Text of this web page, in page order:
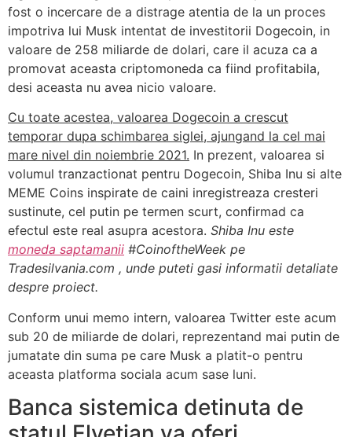
fost o incercare de a distrage atentia de la un proces
impotriva lui Musk intentat de investitorii Dogecoin, in
valoare de 258 miliarde de dolari, care il acuza ca a
promovat aceasta criptomoneda ca fiind profitabila,
desi aceasta nu avea nicio valoare.
Cu toate acestea, valoarea Dogecoin a crescut
temporar dupa schimbarea siglei, ajungand la cel mai
mare nivel din noiembrie 2021. In prezent, valoarea si
volumul tranzactionat pentru Dogecoin, Shiba Inu si alte
MEME Coins inspirate de caini inregistreaza cresteri
sustinute, cel putin pe termen scurt, confirmad ca
efectul este real asupra acestora. Shiba Inu este
moneda saptamanii #CoinoftheWeek pe
Tradesilvania.com , unde puteti gasi informatii detaliate
despre proiect.
Conform unui memo intern, valoarea Twitter este acum
sub 20 de miliarde de dolari, reprezentand mai putin de
jumatate din suma pe care Musk a platit-o pentru
aceasta platforma sociala acum sase luni.
Banca sistemica detinuta de